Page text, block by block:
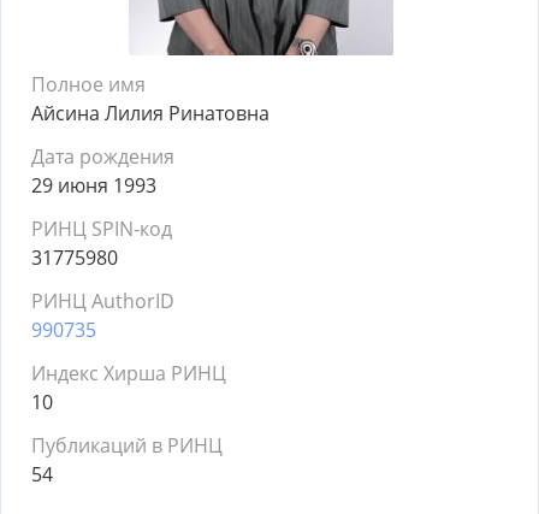
Полное имя
Айсина Лилия Ринатовна
Дата рождения
29 июня 1993
РИНЦ SPIN-код
31775980
РИНЦ AuthorID
990735
Индекс Хирша РИНЦ
10
Публикаций в РИНЦ
54